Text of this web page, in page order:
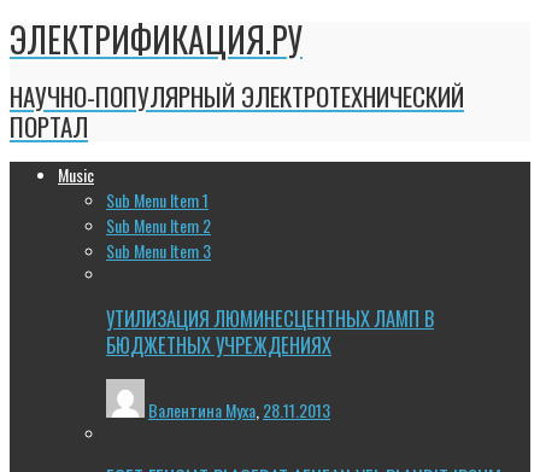
ЭЛЕКТРИФИКАЦИЯ.РУ
НАУЧНО-ПОПУЛЯРНЫЙ ЭЛЕКТРОТЕХНИЧЕСКИЙ
ПОРТАЛ
Music
Sub Menu Item 1
Sub Menu Item 2
Sub Menu Item 3
УТИЛИЗАЦИЯ ЛЮМИНЕСЦЕНТНЫХ ЛАМП В
БЮДЖЕТНЫХ УЧРЕЖДЕНИЯХ
Валентина Муха 28.11.2013